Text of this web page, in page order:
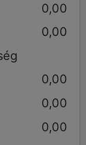
0,00
0,00
0,00
0,00
0,00